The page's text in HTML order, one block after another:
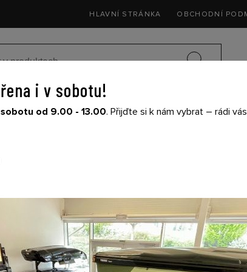
HLAVNÍ STRÁNKA OBCHODNÍ
KOLA DĚTSKÉ KOČÁRKY
SEDAČKY DO
THULE
PRORIDE 591
Cena s DPH:
i v sobotu!
od 9.00 - 13.00. Přijďte si k nám vybrat – rádi